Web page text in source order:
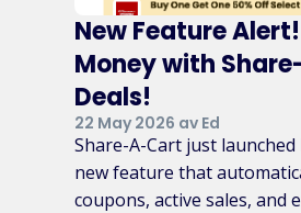
New Feature
Money with
Deals!
22 May 2026 av Ed
Share-A-Cart just
new feature that
coupons, active sales, and